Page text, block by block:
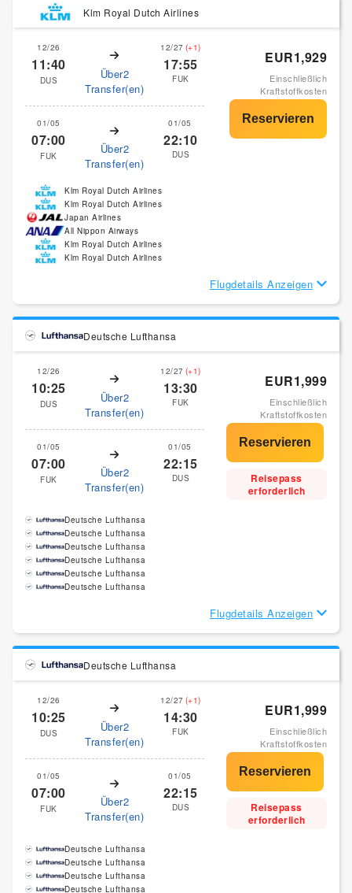
Klm Royal Dutch Airlines
12/26
11:40
DUS
Über2
Transfer(en)
12/27 (+1)
17:55
FUK
01/05
07:00
FUK
Über2
Transfer(en)
01/05
22:10
DUS
EUR1,929
Einschließlich
Kraftstoffkosten
Klm Royal Dutch Airlines
Klm Royal Dutch Airlines
Japan Airlines
All Nippon Airways
Klm Royal Dutch Airlines
Klm Royal Dutch Airlines
Flugdetails Anzeigen
Deutsche Lufthansa
12/26
10:25
DUS
Über2
Transfer(en)
12/27 (+1)
13:30
FUK
01/05
07:00
FUK
Über2
Transfer(en)
01/05
22:15
DUS
EUR1,999
Einschließlich
Kraftstoffkosten
Reisepass
erforderlich
Deutsche Lufthansa
Deutsche Lufthansa
Deutsche Lufthansa
Deutsche Lufthansa
Deutsche Lufthansa
Deutsche Lufthansa
Flugdetails Anzeigen
Deutsche Lufthansa
12/26
10:25
DUS
Über2
Transfer(en)
12/27 (+1)
14:30
FUK
01/05
07:00
FUK
Über2
Transfer(en)
01/05
22:15
DUS
EUR1,999
Einschließlich
Kraftstoffkosten
Reisepass
erforderlich
Deutsche Lufthansa
Deutsche Lufthansa
Deutsche Lufthansa
Deutsche Lufthansa